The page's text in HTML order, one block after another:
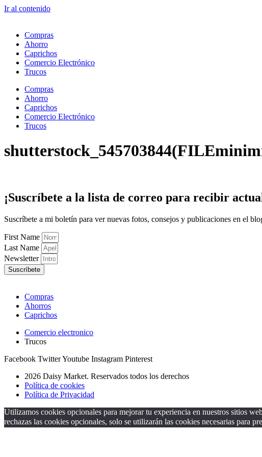
Ir al contenido
Compras
Ahorro
Caprichos
Comercio Electrónico
Trucos
Compras
Ahorro
Caprichos
Comercio Electrónico
Trucos
¡Suscríbete a la lista de correo para recibir
Suscríbete a mi boletín para ver nuevas fotos, consejos y publicaciones en el
First Name
Last Name
Newsletter
Suscríbete
Compras
Ahorros
Caprichos
Comercio electronico
Trucos
Facebook TwitterYoutube Instagram Pinterest
2026 Daisy Market. Reservados todos los derechos
Política de cookies
Política de Privacidad
Utilizamos cookies opcionales para mejorar tu experiencia en nuestros sitios
rechazas las cookies opcionales, solo se utilizarán las cookies necesarias para